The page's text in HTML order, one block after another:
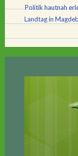
Politik hautnah
Landtag in